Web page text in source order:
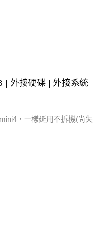
| 外接硬碟 | 外接系統
，一樣延用不拆機(尚失